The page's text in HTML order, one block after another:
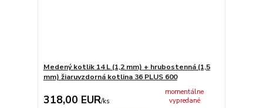
Medený kotlik 14 L (1,2 mm) + hrubostenná (1,5
mm) žiaruvzdorná kotlina 36 PLUS 600
318,00 EUR/ks
momentálne
vypredané